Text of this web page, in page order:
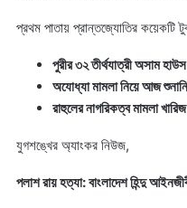
প্রথম পাতায় প্রান্তজ্যোতির কয়েকটি
পুরীর ৩২ তীর্থযাত্রী অসাম
অযোধ্যা মামলা নিয়ে আজ
রাহুলের নাগরিকত্ব মামলা
যুগশঙ্খের অ্যাংকর নিউজ,
পলাশ রায় হত্যা: বাংলাদেশ হিন্দু